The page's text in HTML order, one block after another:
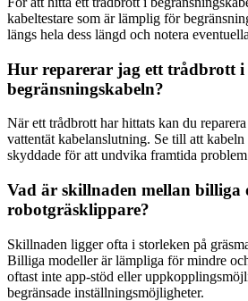
kabeltestare som är lämplig för
längs hela dess längd och notera
Hur reparerar jag ett trådbrott i
begränsningskabeln?
När ett trådbrott har hittats kan du
vattentät kabelanslutning. Se till att
skyddade för att undvika framtida
Vad är skillnaden mellan billiga
robotgräsklippare?
Skillnaden ligger ofta i storleken på
Billiga modeller är lämpliga för mindre
oftast inte app-stöd eller
begränsade inställningsmöjligheter.